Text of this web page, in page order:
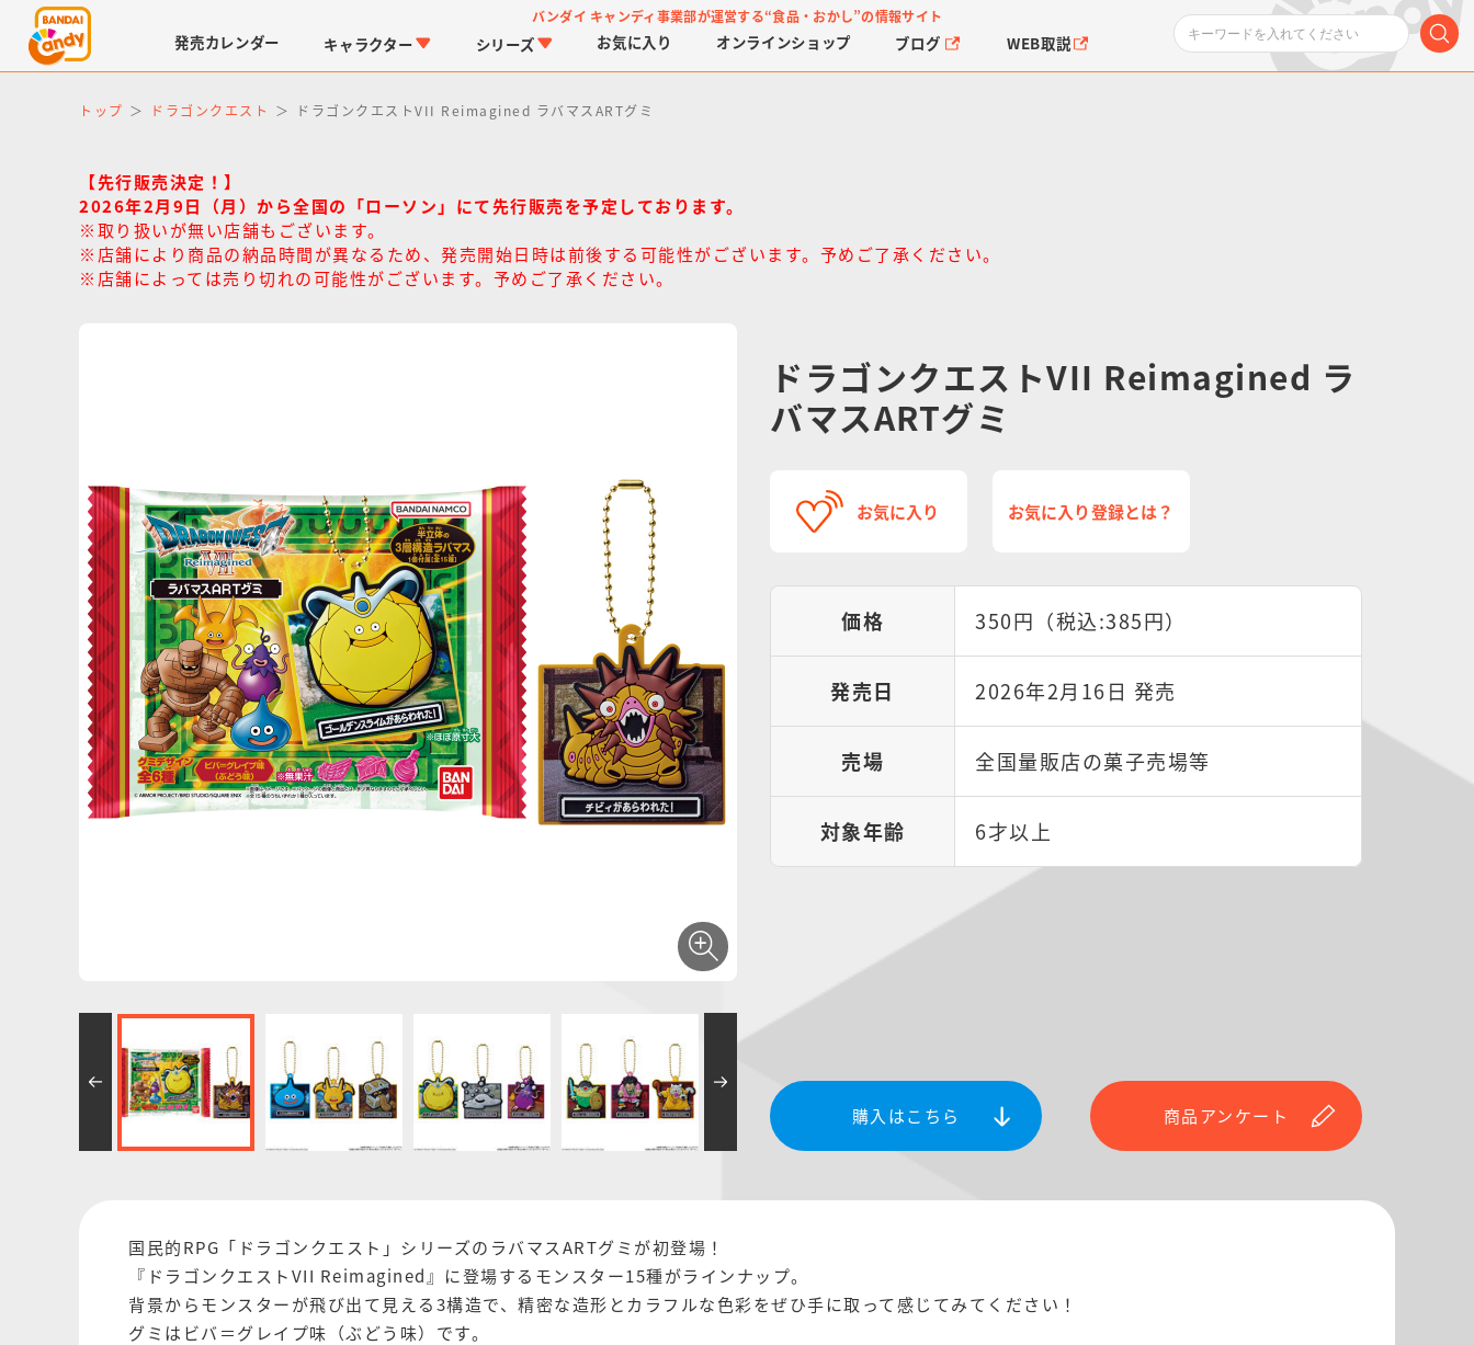
バンダイ キャンディ事業部が運営する“食品・おかし”の情報サイト
発売カレンダー キャラクター シリーズ お気に入り オンラインショップ ブログ WEB取説
トップ ドラゴンクエスト ドラゴンクエストVII Reimagined ラバマスARTグミ
【先行販売決定！】
2026年2月9日（月）から全国の「ローソン」にて先行販売を予定しております。
※取り扱いが無い店舗もございます。
※店舗により商品の納品時間が異なるため、発売開始日時は前後する可能性がございます。予めご了承ください。
※店舗によっては売り切れの可能性がございます。予めご了承ください。
ドラゴンクエストVII Reimagined ラ
バマスARTグミ
お気に入り お気に入り登録とは？
価格 350円（税込:385円）
発売日 2026年2月16日 発売
売場 全国量販店の菓子売場等
対象年齢 6才以上
購入はこちら 商品アンケート
国民的RPG「ドラゴンクエスト」シリーズのラバマスARTグミが初登場！
『ドラゴンクエストVII Reimagined』に登場するモンスター15種がラインナップ。
背景からモンスターが飛び出て見える3構造で、精密な造形とカラフルな色彩をぜひ手に取って感じてみてください！
グミはビバ＝グレイプ味（ぶどう味）です。